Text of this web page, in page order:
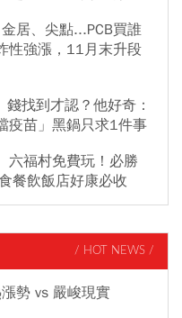
居、尖點...PCB買誰
性強漲，11月末升段
找到才認？他好奇：
疫苗」黑鍋只求1件事
六福村免費玩！必勝
餐飲飯店好康必收
/ HOT NEWS /
勢 vs 嚴峻現實